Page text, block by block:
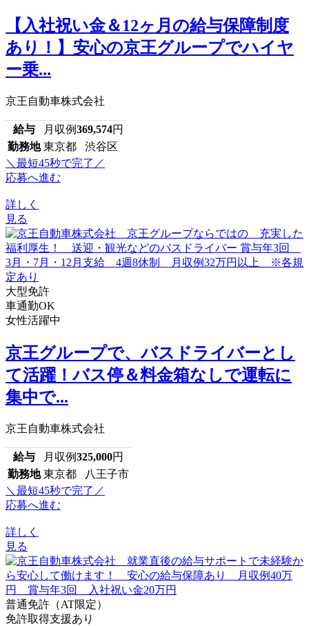
【入社祝い金＆12ヶ月の給与保障制度
あり！】安心の京王グループでハイヤ
ー乗...
京王自動車株式会社
給与 月収例369,574円
勤務地 東京都 渋谷区
＼最短45秒で完了／
応募へ進む
詳しく
見る
大型免許
車通勤OK
女性活躍中
京王グループで、バスドライバーとし
て活躍！バス停＆料金箱なしで運転に
集中で...
京王自動車株式会社
給与 月収例325,000円
勤務地 東京都 八王子市
＼最短45秒で完了／
応募へ進む
詳しく
見る
普通免許（AT限定）
免許取得支援あり